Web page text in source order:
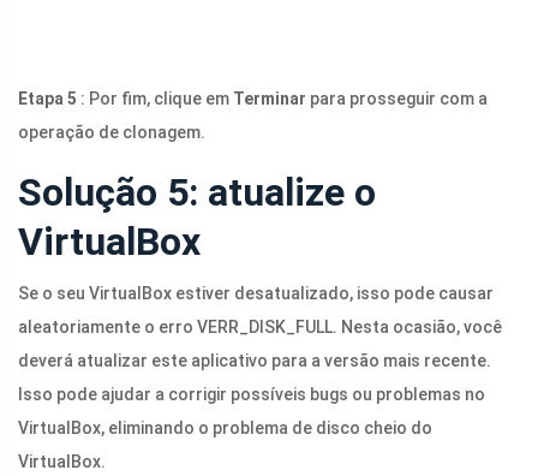
Etapa 5 : Por fim, clique em Terminar para prosseguir com a
operação de clonagem.
Solução 5: atualize o
VirtualBox
Se o seu VirtualBox estiver desatualizado, isso pode causar
aleatoriamente o erro VERR_DISK_FULL. Nesta ocasião, você
deverá atualizar este aplicativo para a versão mais recente.
Isso pode ajudar a corrigir possíveis bugs ou problemas no
VirtualBox, eliminando o problema de disco cheio do
VirtualBox.